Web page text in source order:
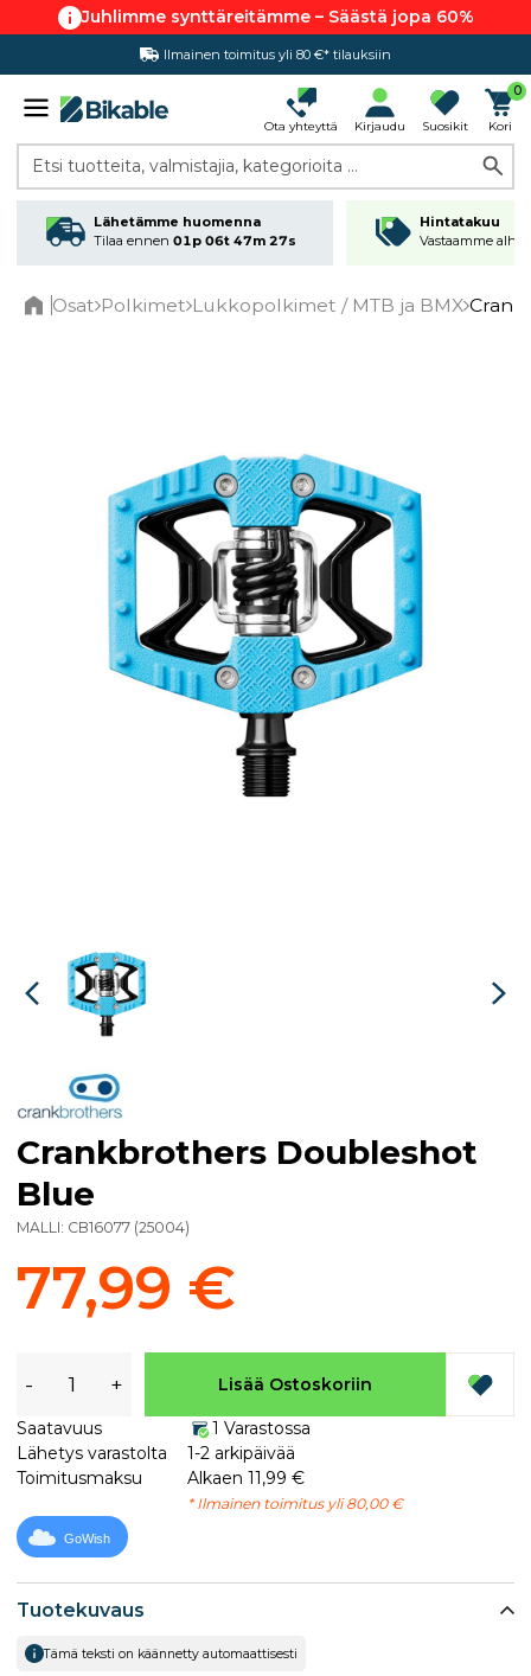
Juhlimme synttäreitämme – Säästä jopa 60%
Ilmainen toimitus yli 80 €* tilauksiin
Ota yhteyttä Kirjaudu Suosikit
0
Kori
Etsi tuotteita, valmistajia, kategorioita ...
Lähetämme huomenna
Tilaa ennen 01p 06t 47m 27s
Hintatakuu
Vastaamme
Osat Polkimet Lukkopolkimet / MTB ja BMX
Tuotekuvaus
Tämä teksti on käännetty automaattisesti
Crankbrothers Doubleshot
Blue
MALLI: CB16077 (25004)
77,99 €
- + Lisää Ostoskoriin
Saatavuus
1 Varastossa
Lähetys varastolta
1-2 arkipäivää
Toimitusmaksu
Alkaen 11,99 €
* Ilmainen toimitus yli 80,00 €
GoWish